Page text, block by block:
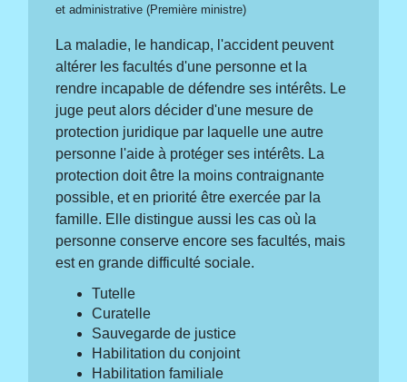
et administrative (Première ministre)
La maladie, le handicap, l'accident peuvent
altérer les facultés d'une personne et la
rendre incapable de défendre ses intérêts. Le
juge peut alors décider d'une mesure de
protection juridique par laquelle une autre
personne l'aide à protéger ses intérêts. La
protection doit être la moins contraignante
possible, et en priorité être exercée par la
famille. Elle distingue aussi les cas où la
personne conserve encore ses facultés, mais
est en grande difficulté sociale.
Tutelle
Curatelle
Sauvegarde de justice
Habilitation du conjoint
Habilitation familiale